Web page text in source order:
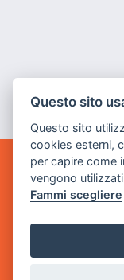
POWER GAME
- 25014
Questo sito
Questo sito
cookies esterni,
per capire come
vengono
Fammi scegliere